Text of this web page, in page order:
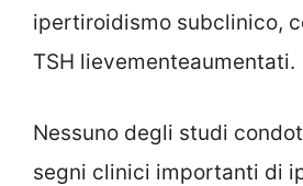
ipertiroidismo subclinico,
TSH lievementeaumentati.
Nessuno degli studi
segni clinici importanti di